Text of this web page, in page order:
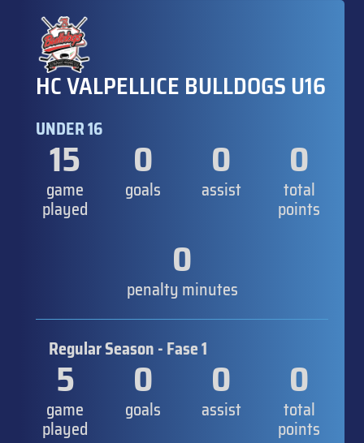
HC VALPELLICE BULLDOGS U16
UNDER 16
15
game
played
0
goals
0
assist
0
total
points
0
penalty minutes
Regular Season - Fase 1
5
game
played
0
goals
0
assist
0
total
points